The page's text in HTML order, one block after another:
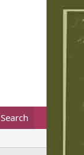
Search